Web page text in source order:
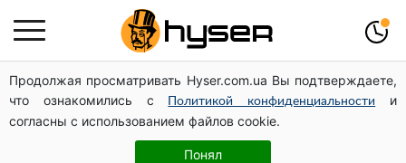
Продолжая просматривать Hyser.com.ua Вы подтверждаете,
что ознакомились с
Политикой конфиденциальности
и
согласны с использованием файлов cookie.
Понял
Олена Тополя злив відео – це далеко не все: фронтмен
"Антитіла" Тарас Тополя став наступним
Повністю гола Анна Трінчер блиснула "принадами":
таких розмірів ви ще не бачили